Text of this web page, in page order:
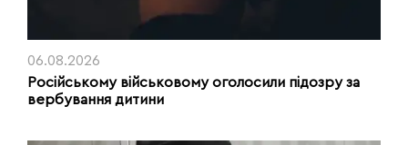
06.08.2026
Російському військовому оголосили підозру за
вербування дитини